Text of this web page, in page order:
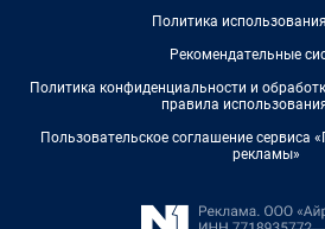
Политика
Рекомендательные
Политика конфиденциальности и
правила
Пользовательское соглашение сервиса
рекламы»